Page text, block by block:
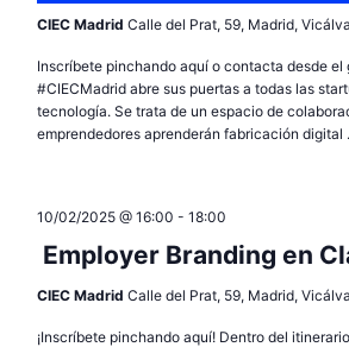
CIEC Madrid Calle del Prat, 59, Madrid,
Inscríbete pinchando aquí o contacta desde el
#CIECMadrid abre sus puertas a todas las
tecnología. Se trata de un espacio de
emprendedores aprenderán fabricación digital
10/02/2025 @ 16:00 - 18:00
Employer Branding en
CIEC Madrid Calle del Prat, 59, Madrid,
¡Inscríbete pinchando aquí! Dentro del